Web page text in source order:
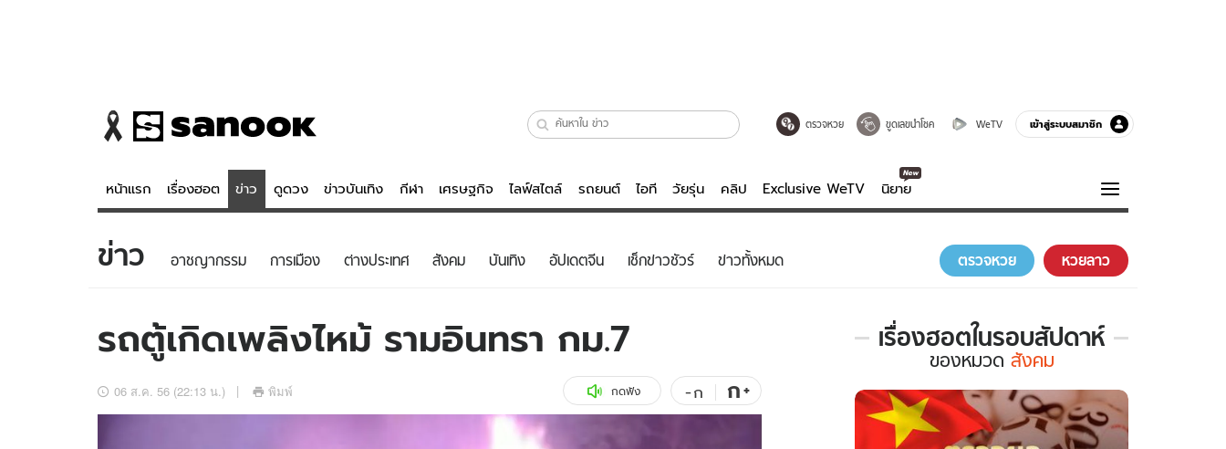
ตรวจหวย ขูดเลขนำโชค WeTV เข้าสู่ระบบสมาชิก
หน้าแรก เรื่องฮอต ข่าว ดูดวง ข่าวบันเทิง กีฬา เศรษฐกิจ ไลฟ์สไตล์ รถยนต์ ไอที วัยรุ่น คลิป Exclusive WeTV นิยาย
ข่าว
ข่าวบันเทิง
ดูดวง - ตรวจหวย
สถิติหวยไทย
ไลฟ์สไตล์
วัยรุ่น
รถยนต์
สุขภาพ
บันเทิงครบรส
คลิป
พอดแคสต์
ความรู้รอบตัว
ฮาวทู
ข่าว อาชญากรรม การเมือง ต่างประเทศ สังคม บันเทิง อัปเดตจีน เช็กข่าวชัวร์ ข่าวทั้งหมด ตรวจหวย หวยลาว
รถตู้เกิดเพลิงไหม้ รามอินทรา กม.7
06 ส.ค. 56 (22:13 น.) พิมพ์ กดฟัง -ก ก+
เรื่องฮอตในรอบสัปดาห์
เรื่อง
ใน
รอบ
สัปดาห์
ของหมวด สังคม